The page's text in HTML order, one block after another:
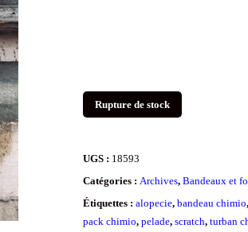
Rupture de stock
UGS : 18593
Catégories :Archives,Bandeaux et
Étiquettes :alopecie,bandeau chimio
pack chimio,pelade,scratch,turban